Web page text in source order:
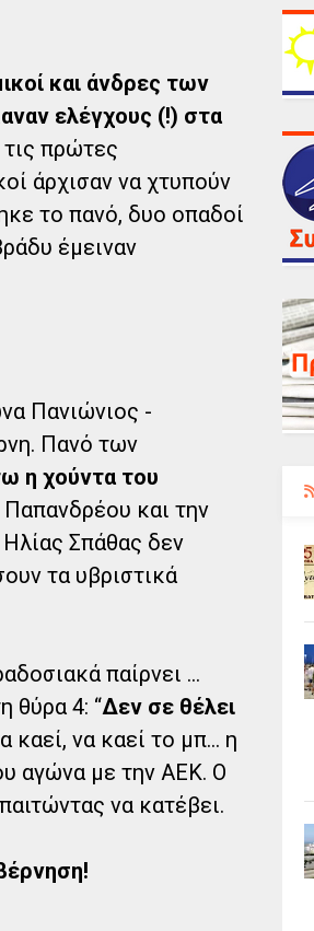
και άνδρες των
ελέγχους (!) στα
πρώτες
άρχισαν να χτυπούν
το πανό, δυο οπαδοί
έμειναν
Πανιώνιος -
Πανό των
η χούντα του
Παπανδρέου και την
Ηλίας Σπάθας δεν
τα υβριστικά
παίρνει …
θύρα 4: “Δεν σε θέλει
καεί, να καεί το μπ... η
αγώνα με την ΑΕΚ. Ο
να κατέβει.